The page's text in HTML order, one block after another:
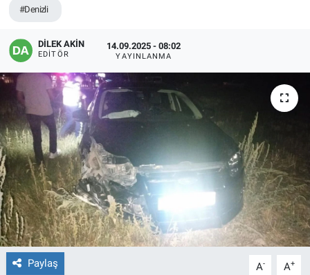
#Denizli
DİLEK AKİN
EDITÖR
14.09.2025 - 08:02
YAYINLANMA
Paylaş A- A+
KÜLTÜR SANAT
EĞİTİM
ÖZEL HABER
POLİTİKA
SAĞLIK
SPOR